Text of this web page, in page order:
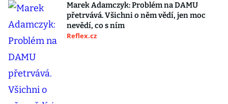
Marek Adamczyk: Problém na DAMU
přetrvává. Všichni o něm vědí, jen moc
nevědí, co s ním
Reflex.cz